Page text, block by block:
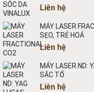
Liên hệ
MÁY LASER
SẸO, TRẺ HOÁ
Liên hệ
MÁY LASER ND:
SẮC TỐ
Liên hệ